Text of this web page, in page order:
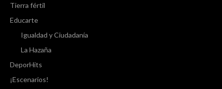
Tierra fértil
Educarte
Igualdad y Ciudadanía
La Hazaña
DeporHits
¡Escenarios!